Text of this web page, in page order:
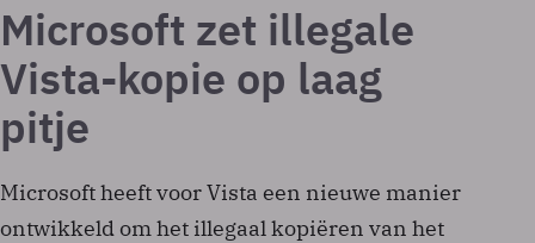
Microsoft zet illegale
Vista-kopie op laag
pitje
Microsoft heeft voor Vista een nieuwe manier
ontwikkeld om het illegaal kopiëren van het